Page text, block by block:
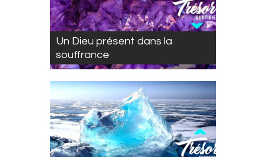
Un Dieu présent dans la
souffrance